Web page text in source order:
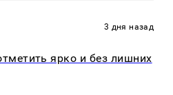
3 дня назад
ярко и без лишних